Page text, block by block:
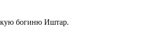
богиню Иштар.